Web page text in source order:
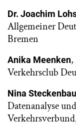
Dr. Joachim
Allgemeiner
Bremen
Anika Meenken
Verkehrsclub
Nina
Datenanalyse